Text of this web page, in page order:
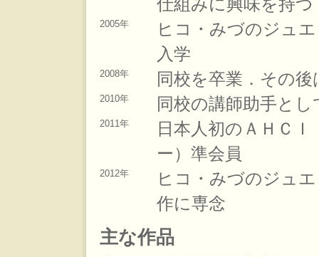
仕組みに興味を持つ
2005年
ヒコ・みづのジュ
入学
2008年 同校を卒業．その
2010年 同校の講師助手と
2011年
日本人初のＡＨＣ
ー）準会員
2012年
ヒコ・みづのジュ
作に専念
主な作品